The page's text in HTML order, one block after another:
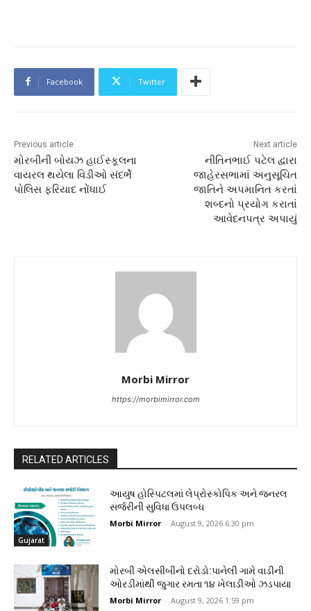
Facebook Twitter
Previous article
મોરબીની બોયઝ હાઈસ્કૂલના
વાયરલ થયેલા વિડીઓ સંદર્ભે
પોલિસ ફરિયાદ નોંધાઈ
Next article
નીતિનભાઈ પટેલ દ્વારા
જાહેરસભામાં અનુસૂચિત
જાતિને અપમાનિત કરતાં
શબ્દનો પ્રયોગ કરાતાં
આવેદનપત્ર અપાયું
Morbi Mirror
https://morbimirror.com
RELATED ARTICLES
Gujarat
આયુષ હોસ્પિટલમાં લેપ્રોસ્કોપિક અને જનરલ
સર્જરીની સુવિધા ઉપલબ્ધ
Morbi Mirror - August 9, 2026 6:30 pm
મોરબી એલસીબીનો દરોડો:પાનેલી ગામે વાડીની
ઓરડીમાંથી જુગાર રમતા ૧૪ ખેલાડીઓ ઝડપાયા
Morbi Mirror - August 9, 2026 1:59 pm